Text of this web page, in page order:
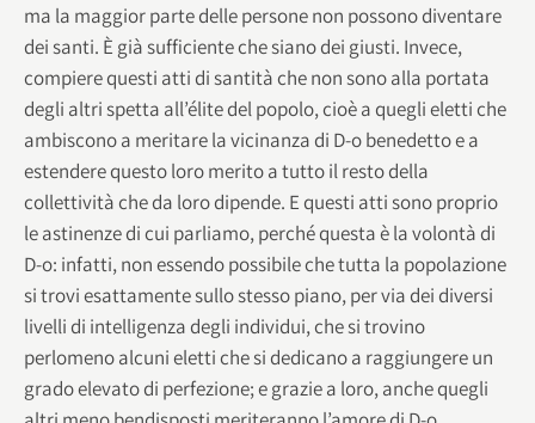
ma la maggior parte delle persone non possono diventare
dei santi. È già sufficiente che siano dei giusti. Invece,
compiere questi atti di santità che non sono alla portata
degli altri spetta all’élite del popolo, cioè a quegli eletti che
ambiscono a meritare la vicinanza di D-o benedetto e a
estendere questo loro merito a tutto il resto della
collettività che da loro dipende. E questi atti sono proprio
le astinenze di cui parliamo, perché questa è la volontà di
D-o: infatti, non essendo possibile che tutta la popolazione
si trovi esattamente sullo stesso piano, per via dei diversi
livelli di intelligenza degli individui, che si trovino
perlomeno alcuni eletti che si dedicano a raggiungere un
grado elevato di perfezione; e grazie a loro, anche quegli